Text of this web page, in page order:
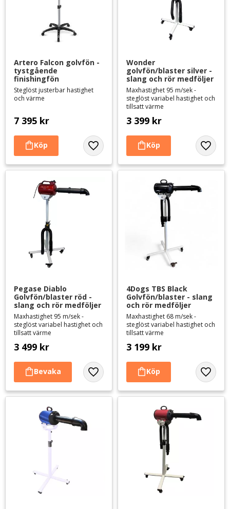
Artero Falcon golvfön -
tystgående
finishingfön
Steglöst justerbar hastighet
och värme
7 395 kr
Lägg till i favoriter
Wonder
golvfön/blaster silver -
slang och rör medföljer
Maxhastighet 95 m/sek -
steglöst variabel hastighet och
tillsatt värme
3 399 kr
Lägg
Pegase Diablo
Golvfön/blaster röd -
slang och rör medföljer
Maxhastighet 95 m/sek -
steglöst variabel hastighet och
tillsatt värme
3 499 kr
Lägg till i favoriter
4Dogs TBS Black
Golvfön/blaster - slang
och rör medföljer
Maxhastighet 68 m/sek -
steglöst variabel hastighet och
tillsatt värme
3 199 kr
Lägg